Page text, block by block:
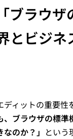
ブラウザ
とビジネ
ディットの重要性
、ブラウザの標
のか？」 という